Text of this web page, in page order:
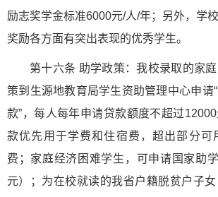
励志奖学金标准6000元/人/年；另外，学
奖励各方面有突出表现的优秀学生。
第十六条 助学政策：我校录取的家
策到生源地教育局学生资助管理中心申请
款”，每人每年申请贷款额度不超过
款优先用于学费和住宿费，超出部分可
费；家庭经济困难学生，可申请国家助
元）；为在校就读的我省户籍脱贫户子